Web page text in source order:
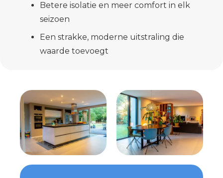
Betere isolatie en meer comfort in elk
seizoen
Een strakke, moderne uitstraling die
waarde toevoegt